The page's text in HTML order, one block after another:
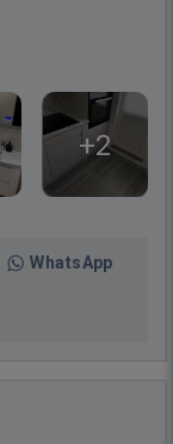
+2
WhatsApp